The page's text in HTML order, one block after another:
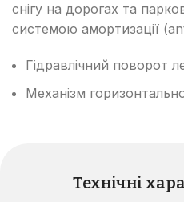
снігу на дорогах та
системою амортизації
Гідравлічний поворот
Механізм
Технічні